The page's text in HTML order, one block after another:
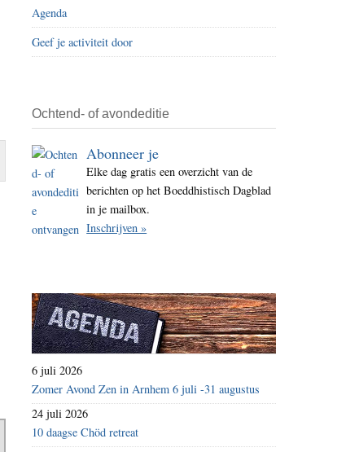
i
t
e
Agenda
Geef je activiteit door
Ochtend- of avondeditie
Abonneer je
Elke dag gratis een overzicht van de
berichten op het Boeddhistisch Dagblad
in je mailbox.
Inschrijven »
6 juli 2026
Zomer Avond Zen in Arnhem 6 juli -31 augustus
24 juli 2026
10 daagse Chöd retreat